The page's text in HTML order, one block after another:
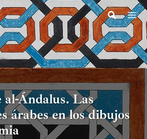
al-Ándalus. Las
árabes en los dibujos